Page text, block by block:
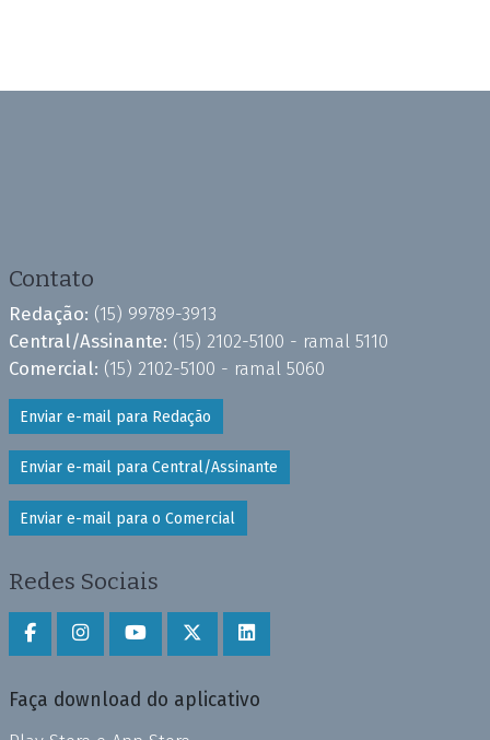
Contato
Redação: (15) 99789-3913
Central/Assinante: (15) 2102-5100 - ramal 5110
Comercial: (15) 2102-5100 - ramal 5060
Enviar e-mail para Redação
Enviar e-mail para Central/Assinante
Enviar e-mail para o Comercial
Redes Sociais
Faça download do aplicativo